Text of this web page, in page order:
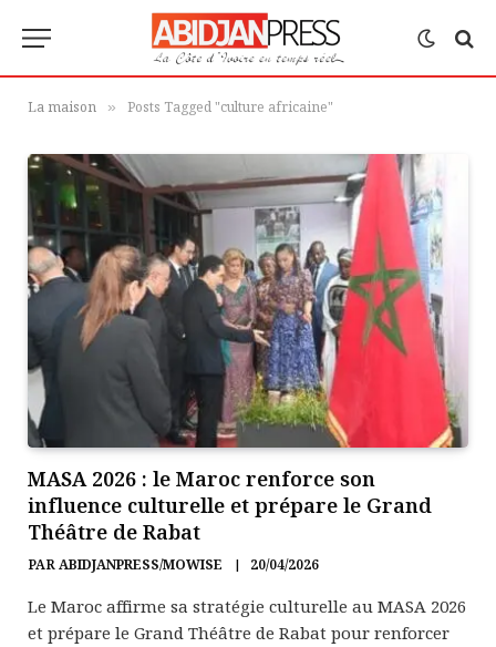
La maison » Posts Tagged "culture africaine"
MASA 2026 : le Maroc renforce son
influence culturelle et prépare le Grand
Théâtre de Rabat
PARABIDJANPRESS/MOWISE 20/04/2026
Le Maroc affirme sa stratégie culturelle au MASA 2026
et prépare le Grand Théâtre de Rabat pour renforcer